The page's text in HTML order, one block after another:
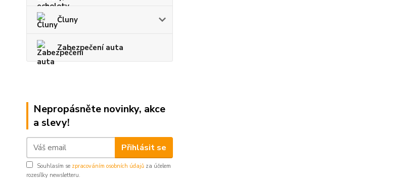
Čluny
Zabezpečení auta
Nepropásněte novinky, akce
a slevy!
Přihlásit se
Souhlasím se zpracováním osobních údajů za účelem
rozesílky newsletteru.